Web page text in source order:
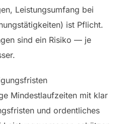
Leistungsumfang bei
ist Pflicht.
sind ein Risiko — je
Mindestlaufzeiten mit klar
und ordentliches